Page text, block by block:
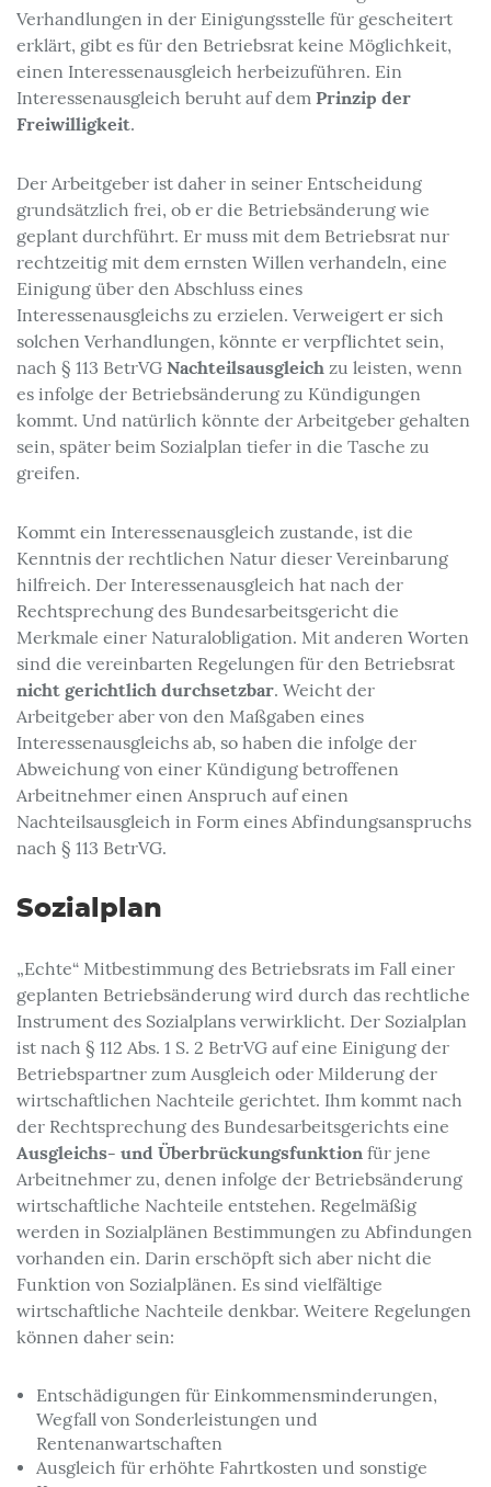
Verhandlungen in der Einigungsstelle für gescheitert
erklärt, gibt es für den Betriebsrat keine Möglichkeit,
einen Interessenausgleich herbeizuführen. Ein
Interessenausgleich beruht auf dem Prinzip der
Freiwilligkeit.
Der Arbeitgeber ist daher in seiner Entscheidung
grundsätzlich frei, ob er die Betriebsänderung wie
geplant durchführt. Er muss mit dem Betriebsrat nur
rechtzeitig mit dem ernsten Willen verhandeln, eine
Einigung über den Abschluss eines
Interessenausgleichs zu erzielen. Verweigert er sich
solchen Verhandlungen, könnte er verpflichtet sein,
nach § 113 BetrVG Nachteilsausgleich zu leisten, wenn
es infolge der Betriebsänderung zu Kündigungen
kommt. Und natürlich könnte der Arbeitgeber gehalten
sein, später beim Sozialplan tiefer in die Tasche zu
greifen.
Kommt ein Interessenausgleich zustande, ist die
Kenntnis der rechtlichen Natur dieser Vereinbarung
hilfreich. Der Interessenausgleich hat nach der
Rechtsprechung des Bundesarbeitsgericht die
Merkmale einer Naturalobligation. Mit anderen Worten
sind die vereinbarten Regelungen für den Betriebsrat
nicht gerichtlich durchsetzbar. Weicht der
Arbeitgeber aber von den Maßgaben eines
Interessenausgleichs ab, so haben die infolge der
Abweichung von einer Kündigung betroffenen
Arbeitnehmer einen Anspruch auf einen
Nachteilsausgleich in Form eines Abfindungsanspruchs
nach § 113 BetrVG.
Sozialplan
„Echte“ Mitbestimmung des Betriebsrats im Fall einer
geplanten Betriebsänderung wird durch das rechtliche
Instrument des Sozialplans verwirklicht. Der Sozialplan
ist nach § 112 Abs. 1 S. 2 BetrVG auf eine Einigung der
Betriebspartner zum Ausgleich oder Milderung der
wirtschaftlichen Nachteile gerichtet. Ihm kommt nach
der Rechtsprechung des Bundesarbeitsgerichts eine
Ausgleichs- und Überbrückungsfunktion für jene
Arbeitnehmer zu, denen infolge der Betriebsänderung
wirtschaftliche Nachteile entstehen. Regelmäßig
werden in Sozialplänen Bestimmungen zu Abfindungen
vorhanden ein. Darin erschöpft sich aber nicht die
Funktion von Sozialplänen. Es sind vielfältige
wirtschaftliche Nachteile denkbar. Weitere Regelungen
können daher sein:
Entschädigungen für Einkommensminderungen,
Wegfall von Sonderleistungen und
Rentenanwartschaften
Ausgleich für erhöhte Fahrtkosten und sonstige